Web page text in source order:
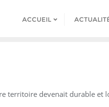
ACCUEIL
territoire devenait durable et